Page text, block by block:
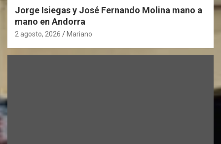
Jorge Isiegas y José Fernando Molina mano a
mano en Andorra
2 agosto, 2026 Mariano